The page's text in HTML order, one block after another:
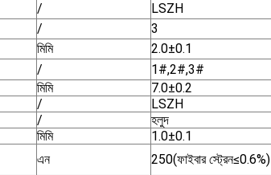
/
LSZH
/
3
মিমি
2.0±0.1
/ 1#,2#,3#
মিমি
7.0±0.2
/
LSZH
/
হলুদ
মিমি 1.0±0.1
এন
250(ফাইবার স্ট্রেন≤0.6%)